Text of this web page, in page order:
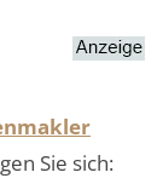
Sie sich: